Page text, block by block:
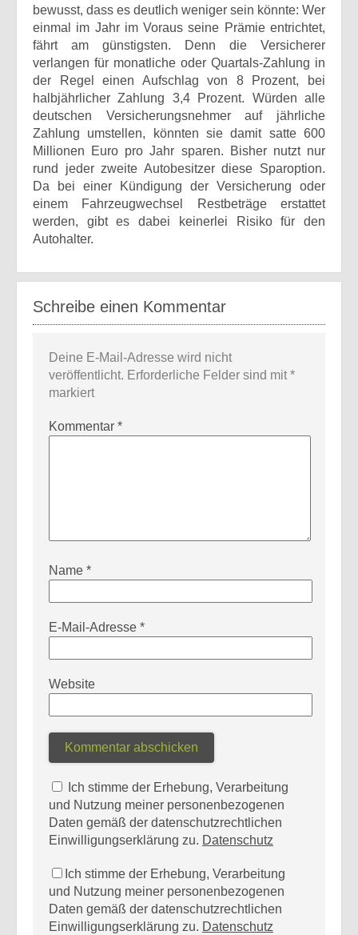
bewusst, dass es deutlich weniger sein könnte: Wer
einmal im Jahr im Voraus seine Prämie entrichtet,
fährt am günstigsten. Denn die Versicherer
verlangen für monatliche oder Quartals-Zahlung in
der Regel einen Aufschlag von 8 Prozent, bei
halbjährlicher Zahlung 3,4 Prozent. Würden alle
deutschen Versicherungsnehmer auf jährliche
Zahlung umstellen, könnten sie damit satte 600
Millionen Euro pro Jahr sparen. Bisher nutzt nur
rund jeder zweite Autobesitzer diese Sparoption.
Da bei einer Kündigung der Versicherung oder
einem Fahrzeugwechsel Restbeträge erstattet
werden, gibt es dabei keinerlei Risiko für den
Autohalter.
Schreibe einen Kommentar
Deine E-Mail-Adresse wird nicht
veröffentlicht. Erforderliche Felder sind mit *
markiert
Kommentar *
Name *
E-Mail-Adresse *
Website
Ich stimme der Erhebung, Verarbeitung
und Nutzung meiner personenbezogenen
Daten gemäß der datenschutzrechtlichen
Einwilligungserklärung zu. Datenschutz
Ich stimme der Erhebung, Verarbeitung
und Nutzung meiner personenbezogenen
Daten gemäß der datenschutzrechtlichen
Einwilligungserklärung zu. Datenschutz